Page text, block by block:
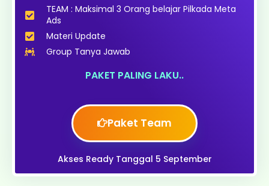
TEAM : Maksimal 3 Orang belajar Pilkada Meta
Ads
Materi Update
Group Tanya Jawab
PAKET PALING LAKU..
Paket Team
Akses Ready Tanggal 5 September